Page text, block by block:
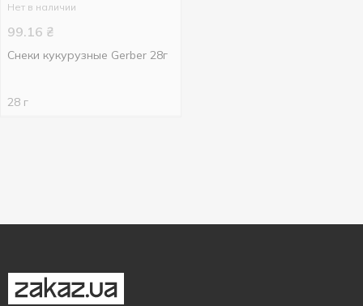
Нет в наличии
99.16 ₴
Снеки кукурузные Gerber 28г
28 г